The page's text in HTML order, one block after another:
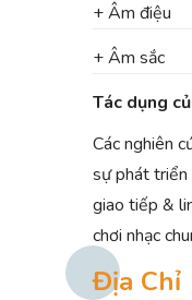
+ Âm điệu
+ Âm sắc
Tác dụng
Các nghiên
sự phát triển
giao tiếp &
chơi nhạc
Địa Chỉ